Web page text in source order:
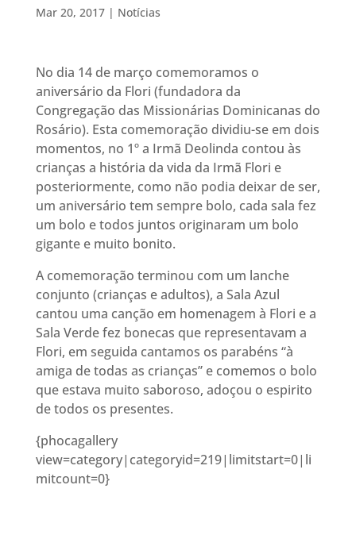
Mar 20, 2017| Notícias
No dia 14 de março comemoramos o
aniversário da Flori (fundadora da
Congregação das Missionárias Dominicanas do
Rosário). Esta comemoração dividiu-se em dois
momentos, no 1º a Irmã Deolinda contou às
crianças a história da vida da Irmã Flori e
posteriormente, como não podia deixar de ser,
um aniversário tem sempre bolo, cada sala fez
um bolo e todos juntos originaram um bolo
gigante e muito bonito.
A comemoração terminou com um lanche
conjunto (crianças e adultos), a Sala Azul
cantou uma canção em homenagem à Flori e a
Sala Verde fez bonecas que representavam a
Flori, em seguida cantamos os parabéns “à
amiga de todas as crianças” e comemos o bolo
que estava muito saboroso, adoçou o espirito
de todos os presentes.
{phocagallery
view=category|categoryid=219|limitstart=0|li
mitcount=0}